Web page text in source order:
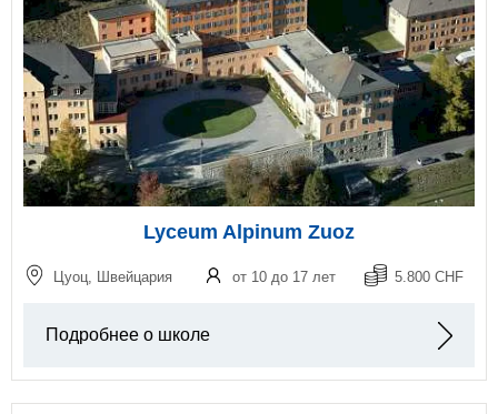
Lyceum Alpinum Zuoz
Цуоц, Швейцария от 10 до 17 лет 5.800 CHF
Подробнее о школе